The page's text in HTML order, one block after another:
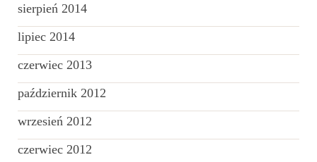
sierpień 2014
lipiec 2014
czerwiec 2013
październik 2012
wrzesień 2012
czerwiec 2012